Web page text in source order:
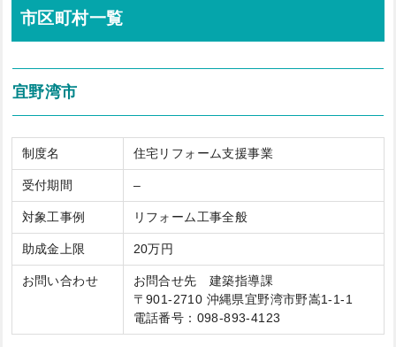
市区町村一覧
宜野湾市
制度名 住宅リフォーム支援事業
受付期間 –
対象工事例 リフォーム工事全般
助成金上限 20万円
お問い合わせ
お問合せ先 建築指導課
〒901-2710 沖縄県宜野湾市野嵩1-1-1
電話番号：098-893-4123